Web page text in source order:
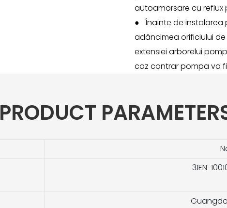
autoamorsare cu reflux
● Înainte de instalarea
adâncimea orificiului
extensiei arborelui
caz contrar pompa va
PRODUCT
31EN-